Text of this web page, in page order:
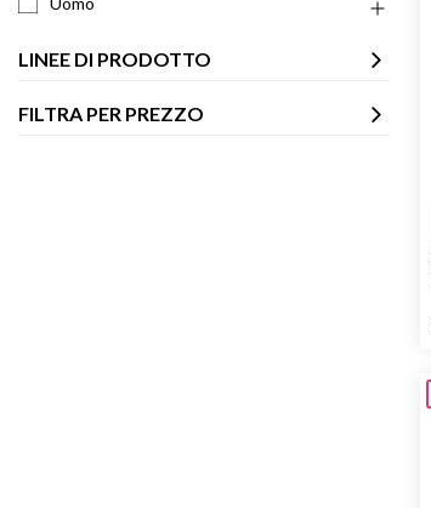
LINEE DI PRODOTTO
FILTRA PER PREZZO